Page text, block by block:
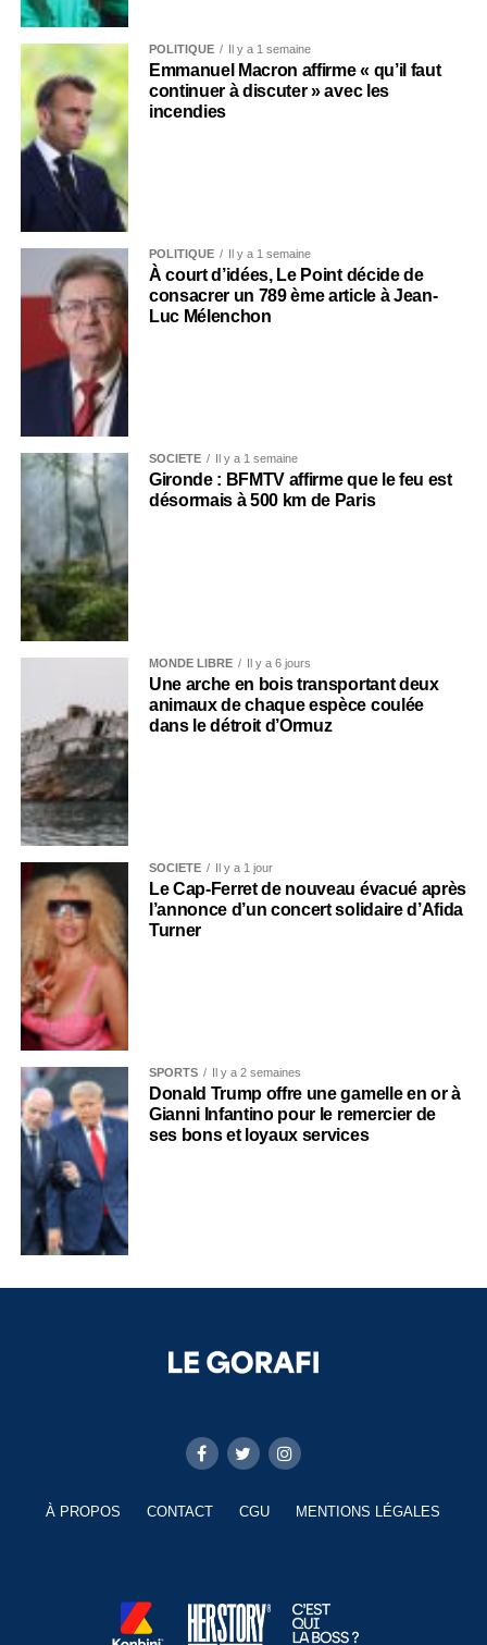
POLITIQUE Il y a 1 semaine
Emmanuel Macron affirme « qu’il faut
continuer à discuter » avec les
incendies
POLITIQUE Il y a 1 semaine
À court d’idées, Le Point décide de
consacrer un 789 ème article à Jean-
Luc Mélenchon
SOCIÉTÉ Il y a 1 semaine
Gironde : BFMTV affirme que le feu est
désormais à 500 km de Paris
MONDE LIBRE Il y a 6 jours
Une arche en bois transportant deux
animaux de chaque espèce coulée
dans le détroit d’Ormuz
SOCIÉTÉ Il y a 1 jour
Le Cap-Ferret de nouveau évacué après
l’annonce d’un concert solidaire d’Afida
Turner
SPORTS Il y a 2 semaines
Donald Trump offre une gamelle en or à
Gianni Infantino pour le remercier de
ses bons et loyaux services
À PROPOS CONTACT CGU MENTIONS LÉGALES